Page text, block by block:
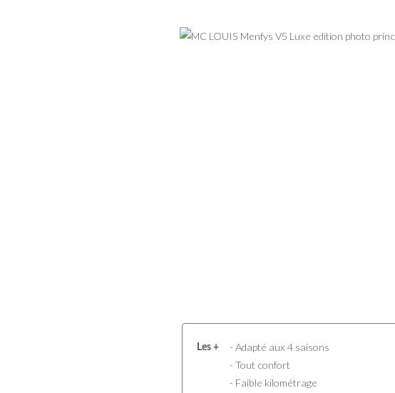
Les +
- Adapté aux 4 saisons
- Tout confort
- Faible kilométrage